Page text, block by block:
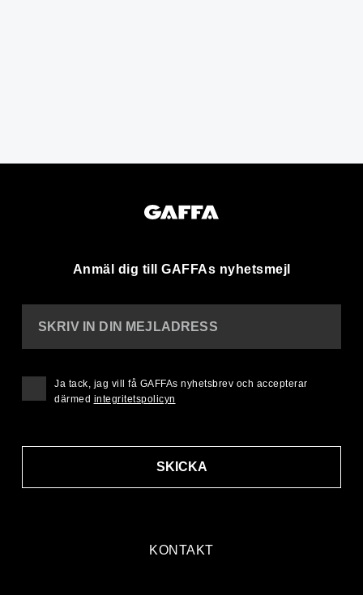
Anmäl dig till GAFFAs nyhetsmejl
KONTAKT
SKRIV IN DIN MEJLADRESS
SKICKA
Ja tack, jag vill få GAFFAs nyhetsbrev och accepterar
därmed integritetspolicyn